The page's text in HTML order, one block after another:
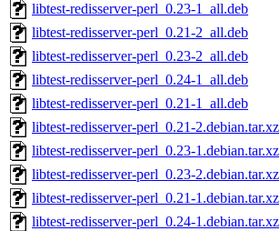
libtest-redisserver-perl_0.23-1_all.deb
libtest-redisserver-perl_0.21-2_all.deb
libtest-redisserver-perl_0.23-2_all.deb
libtest-redisserver-perl_0.24-1_all.deb
libtest-redisserver-perl_0.21-1_all.deb
libtest-redisserver-perl_0.21-2.debian.tar.xz
libtest-redisserver-perl_0.23-1.debian.tar.xz
libtest-redisserver-perl_0.23-2.debian.tar.xz
libtest-redisserver-perl_0.21-1.debian.tar.xz
libtest-redisserver-perl_0.24-1.debian.tar.xz